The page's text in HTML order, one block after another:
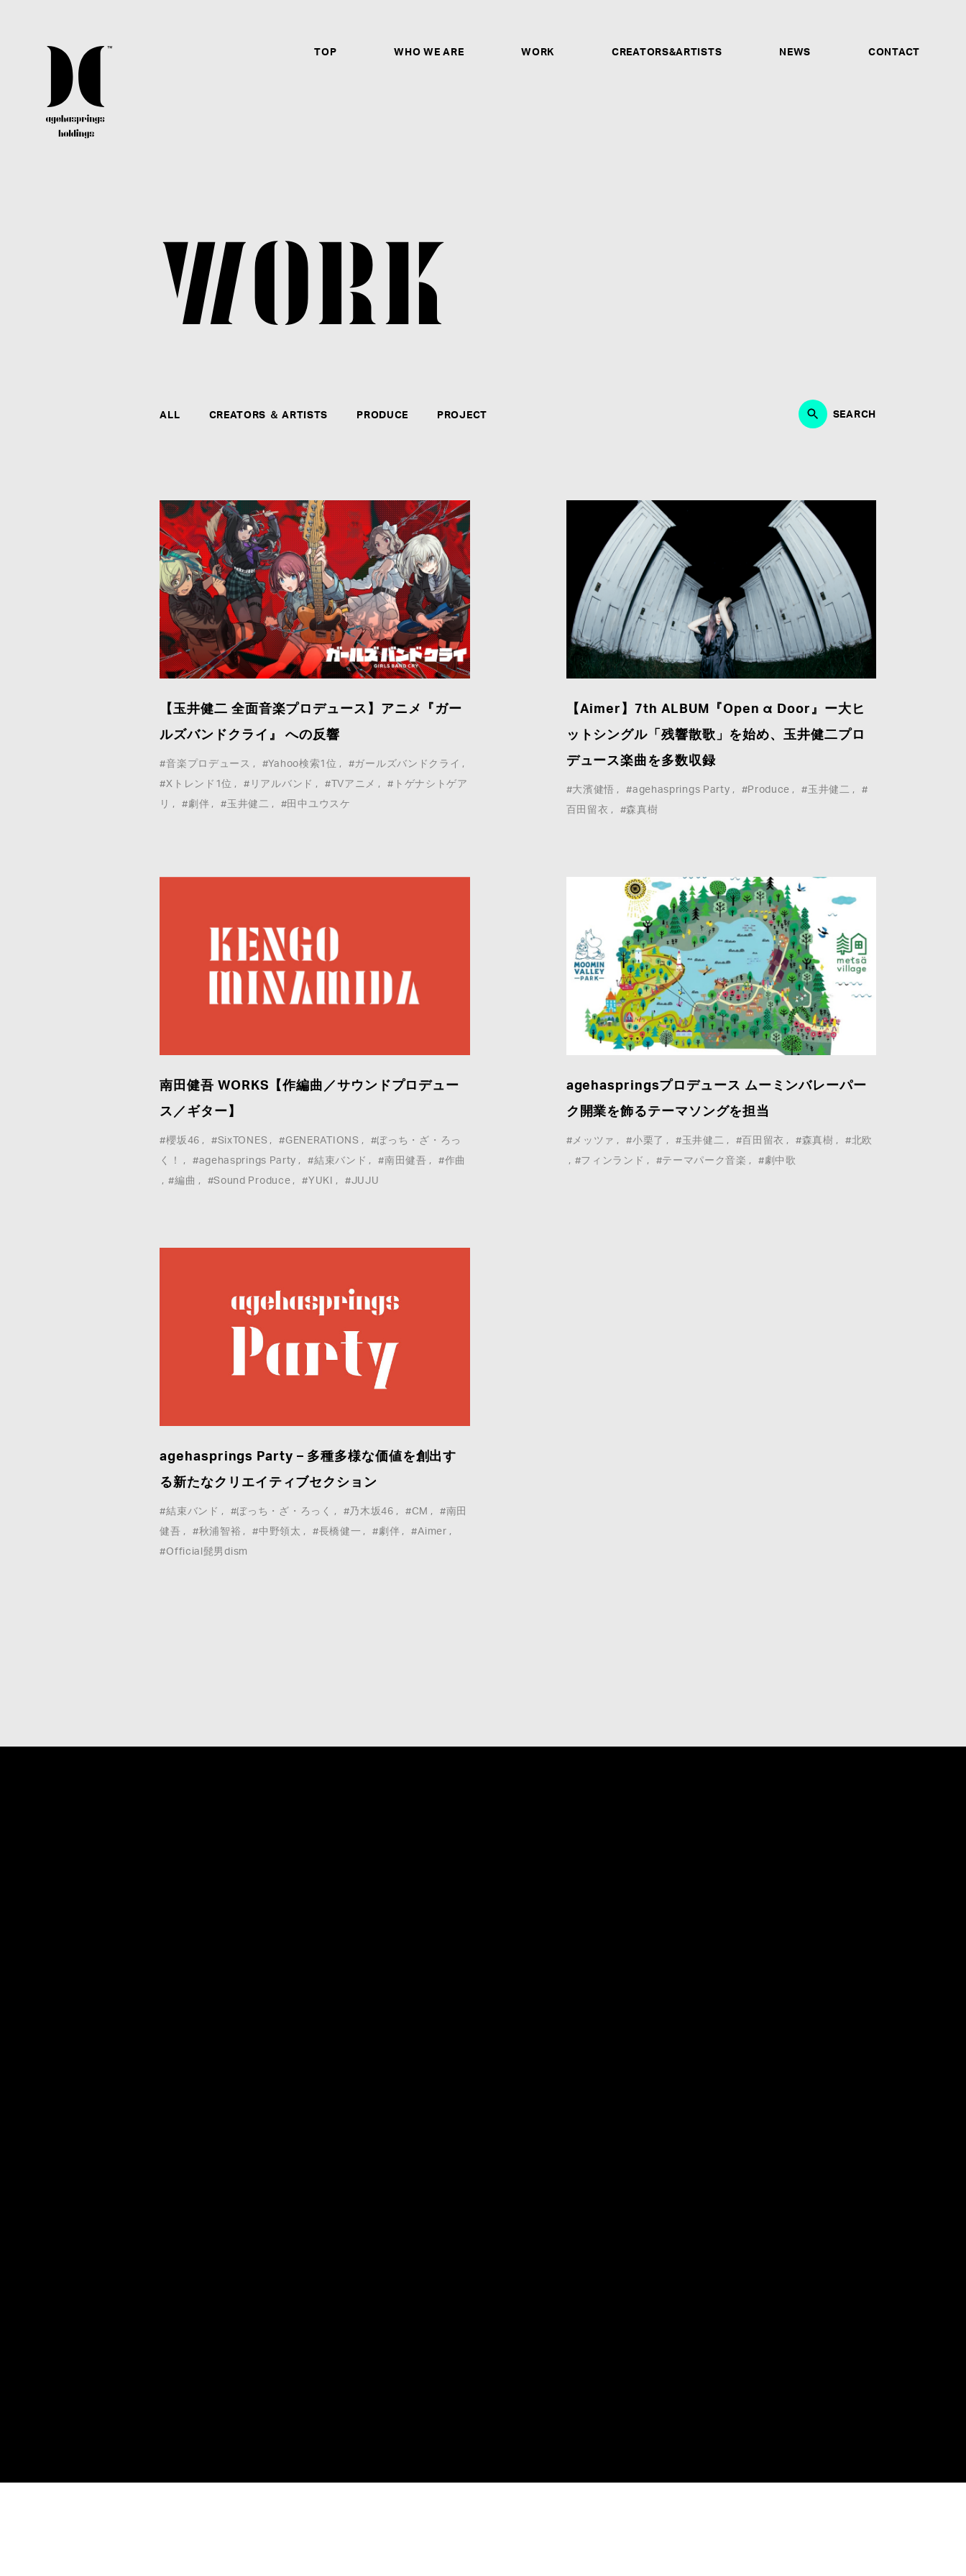
TOP WHO WE ARE WORK CREATORS&ARTISTS NEWS CONTACT
WORK
ALL CREATORS ＆ ARTISTS PRODUCE PROJECT SEARCH
【玉井健二 全面音楽プロデュース】アニメ『ガー
ルズバンドクライ』 への反響
#音楽プロデュース #Yahoo検索1位
#ガールズバンドクライ
#Xトレンド1位
#リアルバンド #TVアニメ
#トゲナシトゲア
リ
#劇伴 #玉井健二 #田中ユウスケ
【Aimer】7th ALBUM『Open α Door』ー大ヒ
ットシングル「残響散歌」を始め、玉井健二プロ
デュース楽曲を多数収録
#大濱健悟 #agehasprings Party #Produce #玉井健二
#
百田留衣
#森真樹
南田健吾 WORKS【作編曲／サウンドプロデュー
ス／ギター】
#櫻坂46 #SixTONES #GENERATIONS
#ぼっち・ざ・ろっ
く！
#agehasprings Party #結束バンド #南田健吾
#作曲
#編曲
#Sound Produce #YUKI #JUJU
agehaspringsプロデュース ムーミンバレーパー
ク開業を飾るテーマソングを担当
#メッツァ #小栗了 #玉井健二 #百田留衣 #森真樹
#北欧
#フィンランド
#テーマパーク音楽 #劇中歌
agehasprings Party – 多種多様な価値を創出す
る新たなクリエイティブセクション
#結束バンド #ぼっち・ざ・ろっく #乃木坂46 #CM
#南田
健吾
#秋浦智裕 #中野領太 #長橋健一 #劇伴
#Aimer
#Official髭男dism
CAREER
agehaspringsグループではクリエイター、アーテ
募集要項を見る
agehaspringsグループ全社および全クリエイタ
ー、アーティストに関するお問い合わせ、メディ
ア取材等こちらのお問い合わせフォームよりお願
CATEGORY * :
NAME * :
COMPANY :
MESSAGE * :
COMPANY
CONTACT